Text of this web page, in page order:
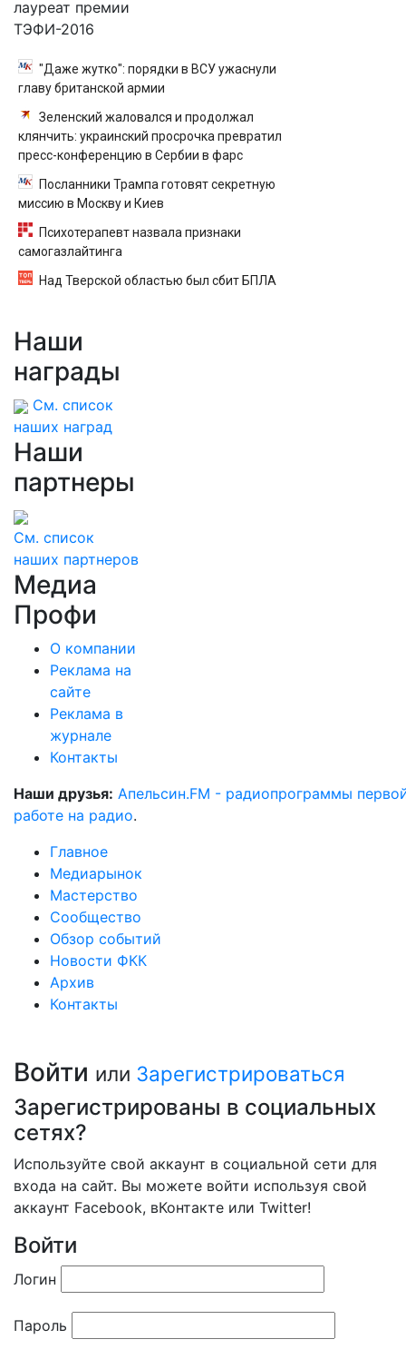
лауреат премии
ТЭФИ-2016
"Даже жутко": порядки в ВСУ ужаснули
главу британской армии
Зеленский жаловался и продолжал
клянчить: украинский просрочка превратил
пресс-конференцию в Сербии в фарс
Посланники Трампа готовят секретную
миссию в Москву и Киев
Психотерапевт назвала признаки
самогазлайтинга
Над Тверской областью был сбит БПЛА
Наши
награды
См. список
наших наград
Наши
партнеры
См. список
наших партнеров
Медиа
Профи
О компании
Реклама на
сайте
Реклама в
журнале
Контакты
Наши друзья: Апельсин.FM - радиопрограммы
работе на радио.
Главное
Медиарынок
Мастерство
Сообщество
Обзор событий
Новости ФКК
Архив
Контакты
Войти или Зарегистрироваться
Зарегистрированы в социальных
сетях?
Используйте свой аккаунт в социальной сети для
входа на сайт. Вы можете войти используя свой
аккаунт Facebook, вКонтакте или Twitter!
Войти
Логин
Пароль